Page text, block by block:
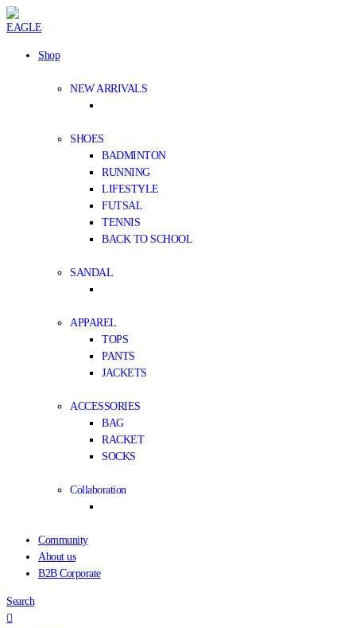
Shop
NEW ARRIVALS
SHOES
BADMINTON
RUNNING
LIFESTYLE
FUTSAL
TENNIS
BACK TO SCHOOL
SANDAL
APPAREL
TOPS
PANTS
JACKETS
ACCESSORIES
BAG
RACKET
SOCKS
Collaboration
Community
About us
B2B Corporate
Search